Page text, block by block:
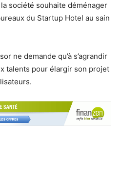
société souhaite déménager
du Startup Hotel au sain
ne demande qu’à s’agrandir
talents pour élargir son projet